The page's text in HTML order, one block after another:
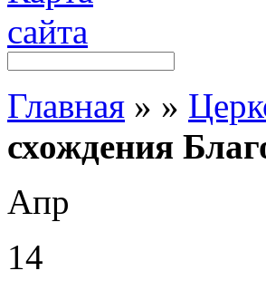
Главная » »
схождения
Апр
14